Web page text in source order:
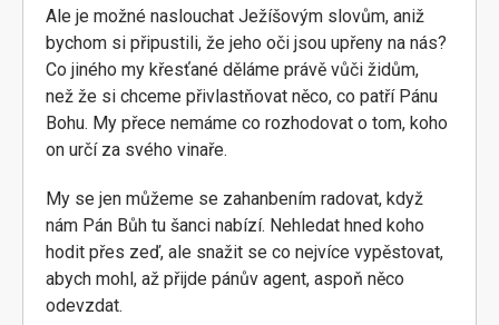
Ale je možné naslouchat Ježíšovým slovům, aniž
bychom si připustili, že jeho oči jsou upřeny na nás?
Co jiného my křesťané děláme právě vůči židům,
než že si chceme přivlastňovat něco, co patří Pánu
Bohu. My přece nemáme co rozhodovat o tom, koho
on určí za svého vinaře.
My se jen můžeme se zahanbením radovat, když
nám Pán Bůh tu šanci nabízí. Nehledat hned koho
hodit přes zeď, ale snažit se co nejvíce vypěstovat,
abych mohl, až přijde pánův agent, aspoň něco
odevzdat.